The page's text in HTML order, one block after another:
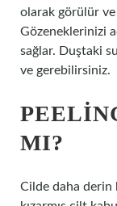
olarak görülür ve
Gözeneklerinizi
sağlar. Duştaki
ve gerebilirsiniz.
MI?
Cilde daha derin